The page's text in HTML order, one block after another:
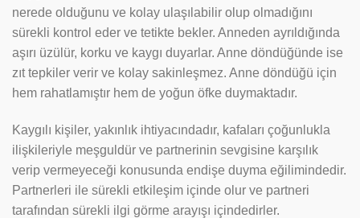
nerede olduğunu ve kolay ulaşılabilir olup olmadığını
sürekli kontrol eder ve tetikte bekler. Anneden ayrıldığında
aşırı üzülür, korku ve kaygı duyarlar. Anne döndüğünde ise
zıt tepkiler verir ve kolay sakinleşmez. Anne döndüğü için
hem rahatlamıştır hem de yoğun öfke duymaktadır.
Kaygılı kişiler, yakınlık ihtiyacındadır, kafaları çoğunlukla
ilişkileriyle meşguldür ve partnerinin sevgisine karşılık
verip vermeyeceği konusunda endişe duyma eğilimindedir.
Partnerleri ile sürekli etkileşim içinde olur ve partneri
tarafından sürekli ilgi görme arayışı içindedirler.